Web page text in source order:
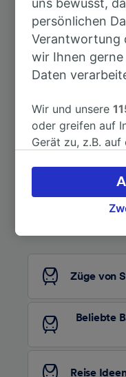
Nach Troyes
Auf der
Züge von
Beliebte
Reise
persönlichen
Verantwortung
wir Ihnen
Daten
Wir und unsere
oder greifen auf
Gerät zu, z.B. auf
verarbeiten. Sie
akzeptieren oder
Ihres
werden unseren
Daten werden
verwendet,
Surfverhalten
Wir und unsere